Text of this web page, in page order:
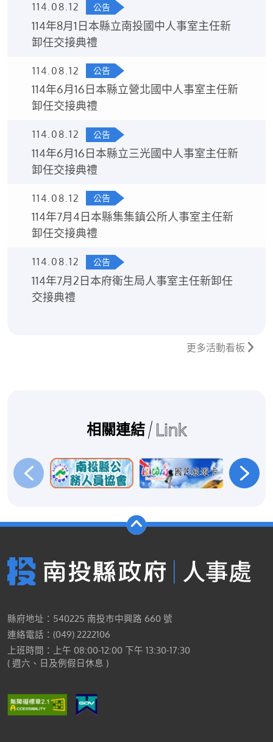
114.08.12 公告
114年8月1日本縣立南投國中人事室主任新
卸任交接典禮
114.08.12 公告
114年6月16日本縣立營北國中人事室主任新
卸任交接典禮
114.08.12 公告
114年6月16日本縣立三光國中人事室主任新
卸任交接典禮
114.08.12 公告
114年7月4日本縣集集鎮公所人事室主任新
卸任交接典禮
114.08.12 公告
114年7月2日本府衛生局人事室主任新卸任
交接典禮
更多活動看板
相關連結 Link
縣府地址：540225 南投市中興路 660 號
連絡電話：(049) 2222106
上班時間：上午 08:00-12:00 下午 13:30-17:30
( 週六、日及例假日休息 )